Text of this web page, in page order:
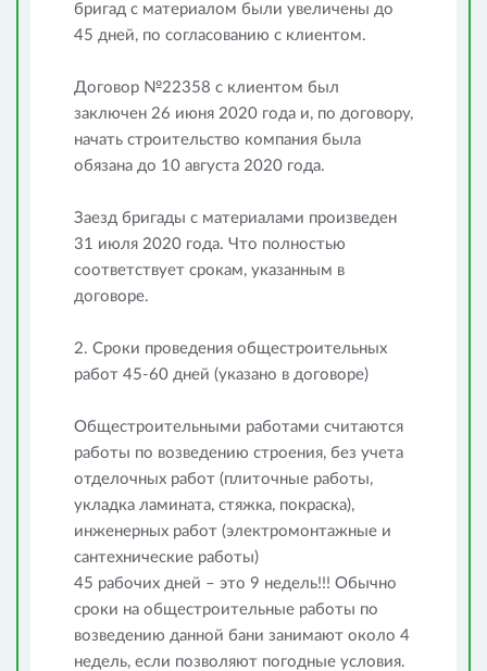
бригад с материалом были увеличены до
45 дней, по согласованию с клиентом.
Договор №22358 с клиентом был
заключен 26 июня 2020 года и, по договору,
начать строительство компания была
обязана до 10 августа 2020 года.
Заезд бригады с материалами произведен
31 июля 2020 года. Что полностью
соответствует срокам, указанным в
договоре.
2. Сроки проведения общестроительных
работ 45-60 дней (указано в договоре)
Общестроительными работами считаются
работы по возведению строения, без учета
отделочных работ (плиточные работы,
укладка ламината, стяжка, покраска),
инженерных работ (электромонтажные и
сантехнические работы)
45 рабочих дней – это 9 недель!!! Обычно
сроки на общестроительные работы по
возведению данной бани занимают около 4
недель, если позволяют погодные условия.